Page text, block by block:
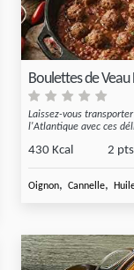
Boulettes de Veau
Laissez-vous
l'Atlantique avec ces
430 Kcal 2
Oignon, Cannelle,